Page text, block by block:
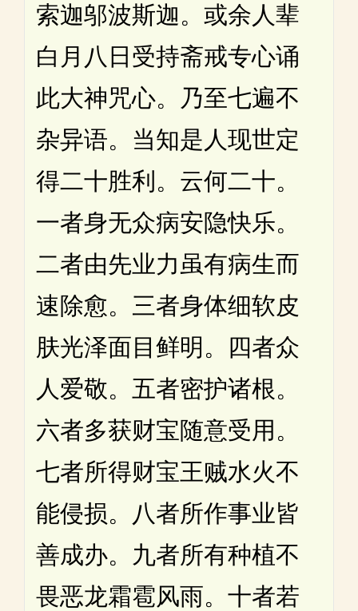
索迦邬波斯迦。或余人辈
白月八日受持斋戒专心诵
此大神咒心。乃至七遍不
杂异语。当知是人现世定
得二十胜利。云何二十。
一者身无众病安隐快乐。
二者由先业力虽有病生而
速除愈。三者身体细软皮
肤光泽面目鲜明。四者众
人爱敬。五者密护诸根。
六者多获财宝随意受用。
七者所得财宝王贼水火不
能侵损。八者所作事业皆
善成办。九者所有种植不
畏恶龙霜雹风雨。十者若